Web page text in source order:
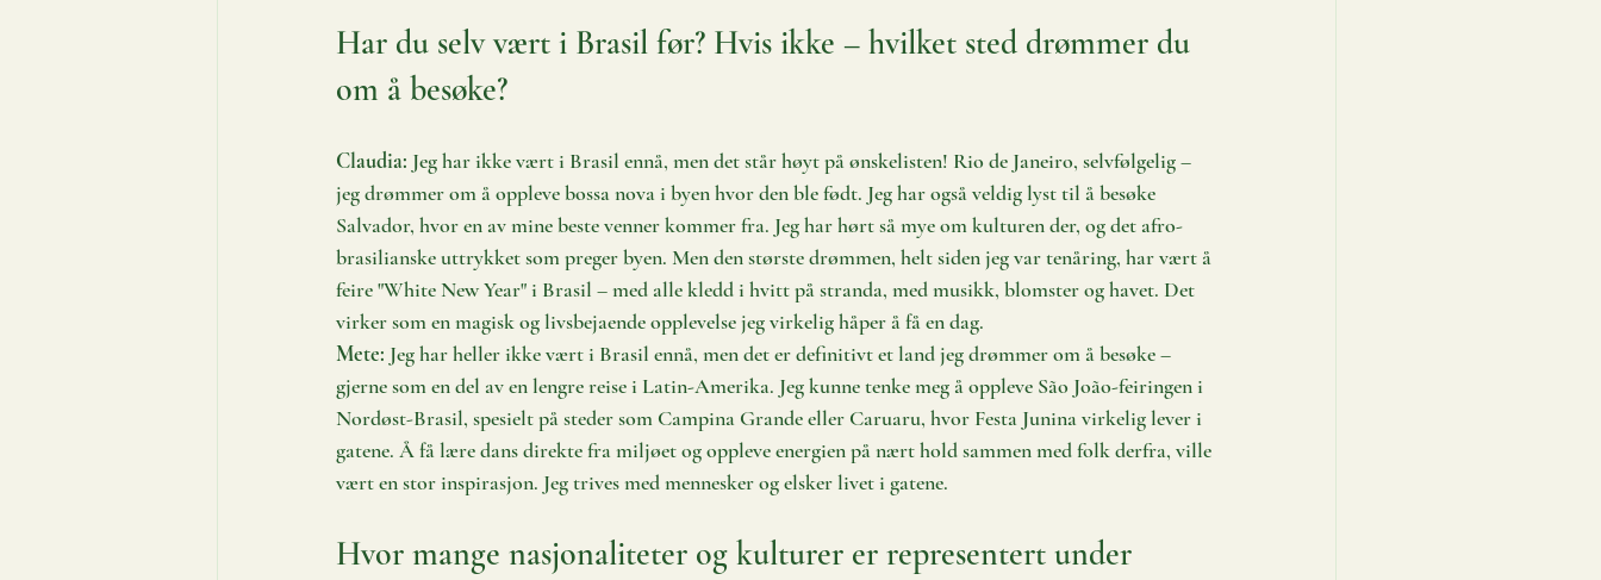
Har du selv vært i Brasil før? Hvis ikke – hvilket sted drømmer du
om å besøke?
Claudia: Jeg har ikke vært i Brasil ennå, men det står høyt på ønskelisten! Rio de Janeiro, selvfølgelig –
jeg drømmer om å oppleve bossa nova i byen hvor den ble født. Jeg har også veldig lyst til å besøke
Salvador, hvor en av mine beste venner kommer fra. Jeg har hørt så mye om kulturen der, og det afro-
brasilianske uttrykket som preger byen. Men den største drømmen, helt siden jeg var tenåring, har vært å
feire "White New Year" i Brasil – med alle kledd i hvitt på stranda, med musikk, blomster og havet. Det
virker som en magisk og livsbejaende opplevelse jeg virkelig håper å få en dag.
Mete: Jeg har heller ikke vært i Brasil ennå, men det er definitivt et land jeg drømmer om å besøke –
gjerne som en del av en lengre reise i Latin-Amerika. Jeg kunne tenke meg å oppleve São João-feiringen i
Nordøst-Brasil, spesielt på steder som Campina Grande eller Caruaru, hvor Festa Junina virkelig lever i
gatene. Å få lære dans direkte fra miljøet og oppleve energien på nært hold sammen med folk derfra, ville
vært en stor inspirasjon. Jeg trives med mennesker og elsker livet i gatene.
Hvor mange nasjonaliteter og kulturer er representert under